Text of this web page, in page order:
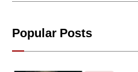
Popular Posts